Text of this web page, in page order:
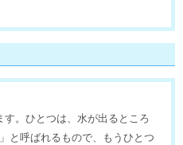
。ひとつは、水が出るところ
と呼ばれるもので、もうひとつ